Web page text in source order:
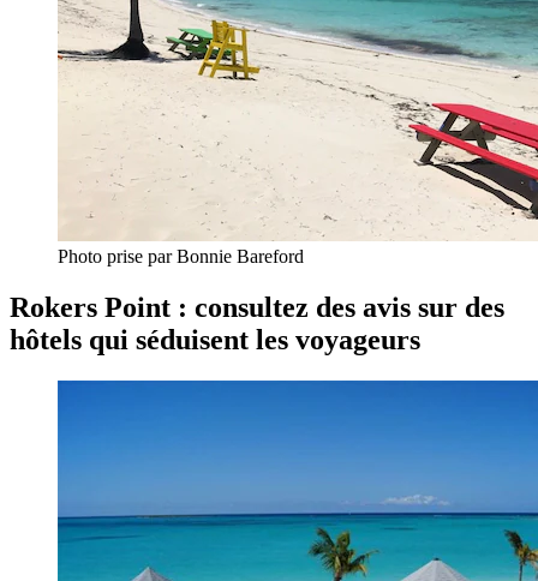
Photo prise par Bonnie Bareford
Rokers Point : consultez des avis sur des
hôtels qui séduisent les voyageurs